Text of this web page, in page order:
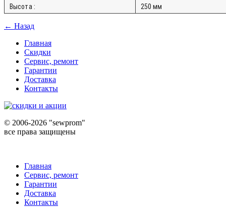
Высота : 250 мм
← Назад
Главная
Скидки
Сервис, ремонт
Гарантии
Доставка
Контакты
© 2006-2026 "sewprom"
все права защищены
Главная
Сервис, ремонт
Гарантии
Доставка
Контакты